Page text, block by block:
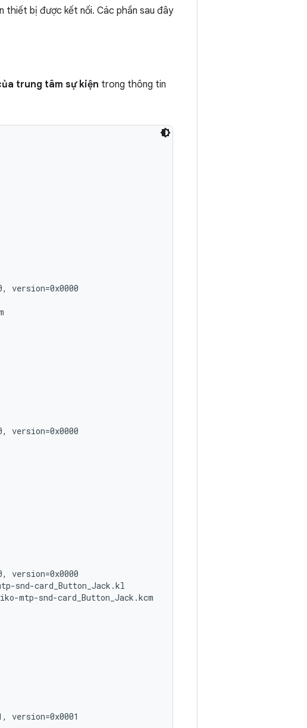
thiết bị được kết nối. Các phần sau đây
trung tâm sự kiện trong thông tin
version=0x0000
version=0x0000
version=0x0000
snd-card_Button_Jack.kl
mtp-snd-card_Button_Jack.kcm
version=0x0001